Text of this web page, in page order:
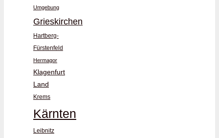
Umgebung
Grieskirchen
Hartberg-
Fürstenfeld
Hermagor
Klagenfurt
Land
Krems
Kärnten
Leibnitz